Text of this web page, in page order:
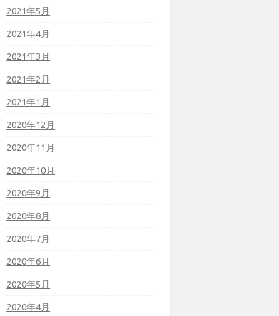
2021年5月
2021年4月
2021年3月
2021年2月
2021年1月
2020年12月
2020年11月
2020年10月
2020年9月
2020年8月
2020年7月
2020年6月
2020年5月
2020年4月